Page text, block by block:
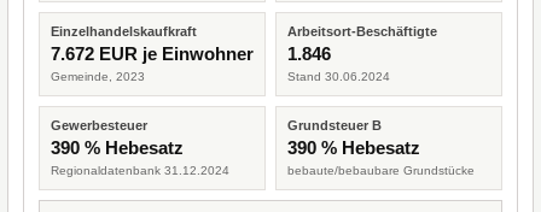
Einzelhandelskaufkraft
7.672 EUR je Einwohner
Gemeinde, 2023
Arbeitsort-Beschäftigte
1.846
Stand 30.06.2024
Gewerbesteuer
390 % Hebesatz
Regionaldatenbank 31.12.2024
Grundsteuer B
390 % Hebesatz
bebaute/bebaubare Grundstücke